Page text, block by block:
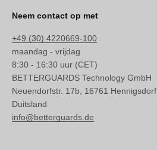
Neem contact op met
+49 (30) 4220669-100
maandag - vrijdag
8:30 - 16:30 uur (CET)
BETTERGUARDS Technology GmbH
Neuendorfstr. 17b, 16761 Hennigsdorf
Duitsland
info@betterguards.de